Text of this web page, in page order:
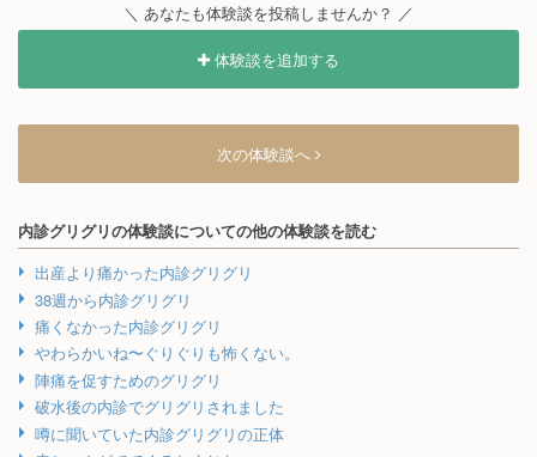
＼ あなたも体験談を投稿しませんか？ ／
体験談を追加する
次の体験談へ
内診グリグリの体験談についての他の体験談を読む
出産より痛かった内診グリグリ
38週から内診グリグリ
痛くなかった内診グリグリ
やわらかいね〜ぐりぐりも怖くない。
陣痛を促すためのグリグリ
破水後の内診でグリグリされました
噂に聞いていた内診グリグリの正体